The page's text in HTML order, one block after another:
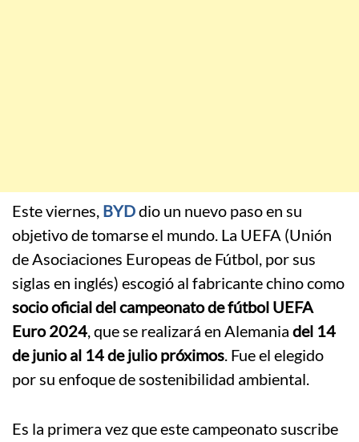
Este viernes, BYDdio un nuevo paso en su
objetivo de tomarse el mundo. La UEFA (Unión
de Asociaciones Europeas de Fútbol, por sus
siglas en inglés) escogió al fabricante chino como
socio oficial del campeonato de fútbol UEFA
Euro 2024, que se realizará en Alemania del 14
de junio al 14 de julio próximos. Fue el elegido
por su enfoque de sostenibilidad ambiental.
Es la primera vez que este campeonato suscribe